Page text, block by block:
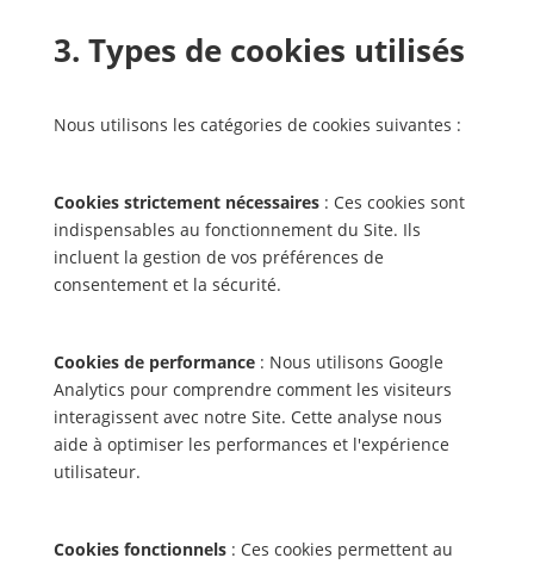
3. Types de cookies utilisés
Nous utilisons les catégories de cookies suivantes :
Cookies strictement nécessaires: Ces cookies sont
indispensables au fonctionnement du Site. Ils
incluent la gestion de vos préférences de
consentement et la sécurité.
Cookies de performance: Nous utilisons Google
Analytics pour comprendre comment les visiteurs
interagissent avec notre Site. Cette analyse nous
aide à optimiser les performances et l'expérience
utilisateur.
Cookies fonctionnels: Ces cookies permettent au